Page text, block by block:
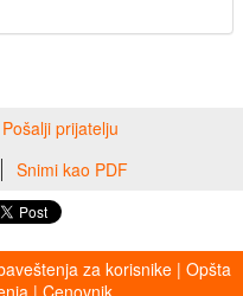
Pošalji prijatelju
Snimi kao PDF
za korisnike | Opšta
| Cenovnik